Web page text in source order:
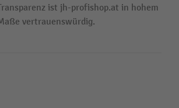
ist jh-profishop.at in hohem
vertrauenswürdig.